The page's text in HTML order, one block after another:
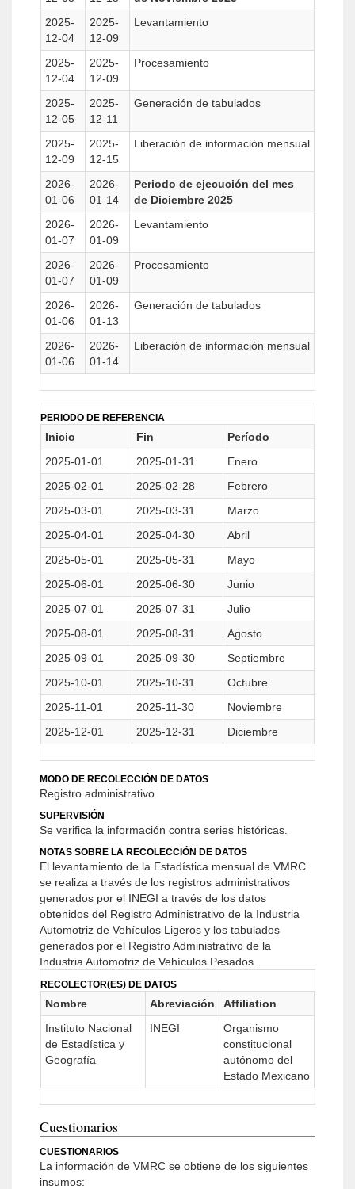
2025-
12-04
2025-
12-09
Levantamiento
2025-
12-04
2025-
12-09
Procesamiento
2025-
12-05
2025-
12-11
Generación de tabulados
2025-
12-09
2025-
12-15
Liberación de información mensual
2026-
01-06
2026-
01-14
Periodo de ejecución del mes
de Diciembre 2025
2026-
01-07
2026-
01-09
Levantamiento
2026-
01-07
2026-
01-09
Procesamiento
2026-
01-06
2026-
01-13
Generación de tabulados
2026-
01-06
2026-
01-14
Liberación de información mensual
PERIODO DE REFERENCIA
Inicio Fin
Período
2025-01-01
2025-01-31
Enero
2025-02-01
2025-02-28
Febrero
2025-03-01
2025-03-31
Marzo
2025-04-01
2025-04-30
Abril
2025-05-01
2025-05-31
Mayo
2025-06-01
2025-06-30
Junio
2025-07-01
2025-07-31
Julio
2025-08-01
2025-08-31
Agosto
2025-09-01
2025-09-30
Septiembre
2025-10-01
2025-10-31
Octubre
2025-11-01
2025-11-30
Noviembre
2025-12-01
2025-12-31 Diciembre
MODO DE RECOLECCIÓN DE DATOS
Registro administrativo
SUPERVISIÓN
Se verifica la información contra series históricas.
NOTAS SOBRE LA RECOLECCIÓN DE DATOS
El levantamiento de la Estadística mensual de VMRC
se realiza a través de los registros administrativos
generados por el INEGI a través de los datos
obtenidos del Registro Administrativo de la Industria
Automotriz de Vehículos Ligeros y los tabulados
generados por el Registro Administrativo de la
Industria Automotriz de Vehículos Pesados.
RECOLECTOR(ES) DE DATOS
Nombre Abreviación
Affiliation
Instituto Nacional
de Estadística y
Geografía
INEGI
Organismo
constitucional
autónomo del
Estado Mexicano
Cuestionarios
CUESTIONARIOS
La información de VMRC se obtiene de los siguientes
insumos: